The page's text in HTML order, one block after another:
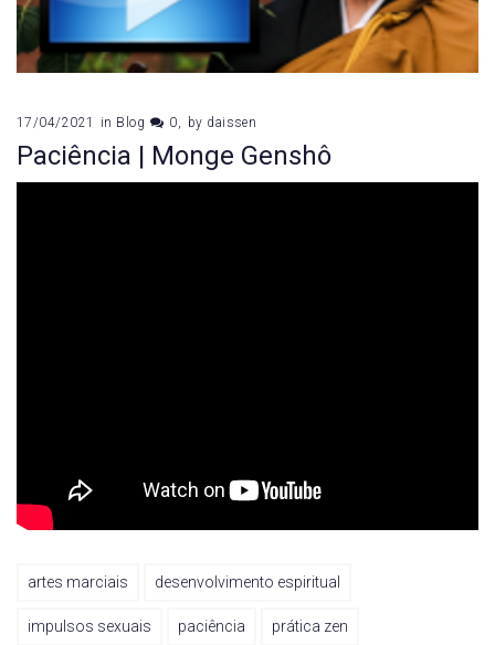
17/04/2021 in Blog 0 by daissen
Paciência | Monge Genshô
artes marciais desenvolvimento espiritual
impulsos sexuais paciência prática zen